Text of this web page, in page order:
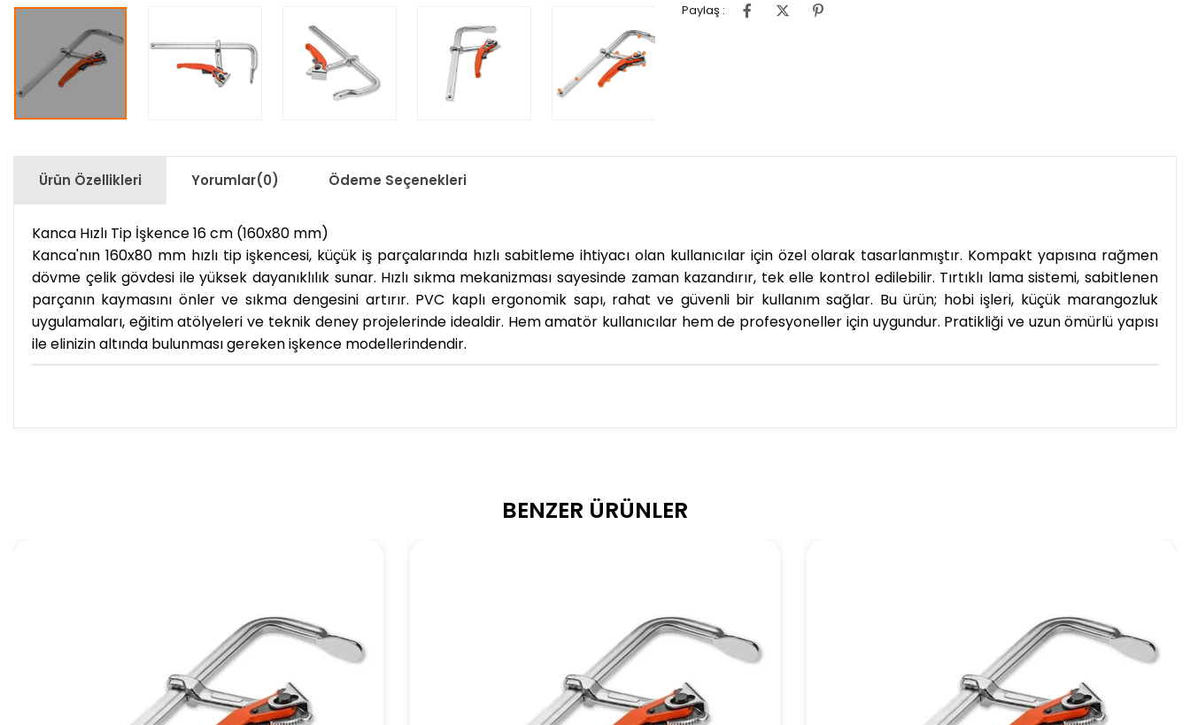
Paylaş :
Ürün Özellikleri Yorumlar(0) Ödeme Seçenekleri
Kanca Hızlı Tip İşkence 16 cm (160x80 mm)
Kanca'nın 160x80 mm hızlı tip işkencesi, küçük iş parçalarında hızlı sabitleme ihtiyacı olan kullanıcılar için özel olarak tasarlanmıştır. Kompakt yapısına rağmen
dövme çelik gövdesi ile yüksek dayanıklılık sunar. Hızlı sıkma mekanizması sayesinde zaman kazandırır, tek elle kontrol edilebilir. Tırtıklı lama sistemi, sabitlenen
parçanın kaymasını önler ve sıkma dengesini artırır. PVC kaplı ergonomik sapı, rahat ve güvenli bir kullanım sağlar. Bu ürün; hobi işleri, küçük marangozluk
uygulamaları, eğitim atölyeleri ve teknik deney projelerinde idealdir. Hem amatör kullanıcılar hem de profesyoneller için uygundur. Pratikliği ve uzun ömürlü yapısı
ile elinizin altında bulunması gereken işkence modellerindendir.
BENZER ÜRÜNLER